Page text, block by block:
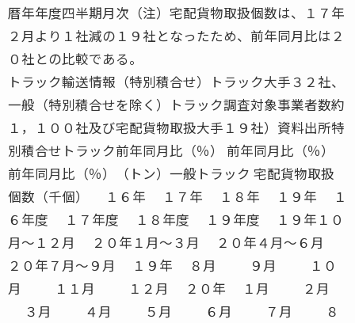
暦年年度四半期月次（注）宅配貨物取扱個数は、１７年
２月より１社減の１９社となったため、前年同月比は２
０社との比較である。
トラック輸送情報（特別積合せ）トラック大手３２社、
一般（特別積合せを除く）トラック調査対象事業者数約
１，１００社及び宅配貨物取扱大手１９社）資料出所特
別積合せトラック前年同月比（％） 前年同月比（％）
前年同月比（％）（トン）一般トラック 宅配貨物取扱
個数（千個） １６年 １７年 １８年 １９年 １
６年度 １７年度 １８年度 １９年度 １９年１０
月〜１２月 ２０年１月〜３月 ２０年４月〜６月
２０年７月〜９月 １９年 ８月 ９月 １０
月 １１月 １２月 ２０年 １月 ２月
３月 ４月 ５月 ６月 ７月 ８